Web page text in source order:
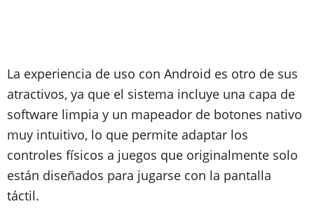
La experiencia de uso con Android es otro de sus
atractivos, ya que el sistema incluye una capa de
software limpia y un mapeador de botones nativo
muy intuitivo, lo que permite adaptar los
controles físicos a juegos que originalmente solo
están diseñados para jugarse con la pantalla
táctil.